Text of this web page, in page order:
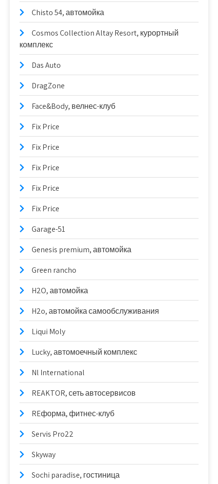
Chisto 54, автомойка
Cosmos Collection Altay Resort, курортный
комплекс
Das Auto
DragZone
Face&Body, велнес-клуб
Fix Price
Fix Price
Fix Price
Fix Price
Fix Price
Garage-51
Genesis premium, автомойка
Green rancho
H2O, автомойка
H2o, автомойка самообслуживания
Liqui Moly
Lucky, автомоечный комплекс
Nl International
REAKTOR, сеть автосервисов
REформа, фитнес-клуб
Servis Pro22
Skyway
Sochi paradise, гостиница